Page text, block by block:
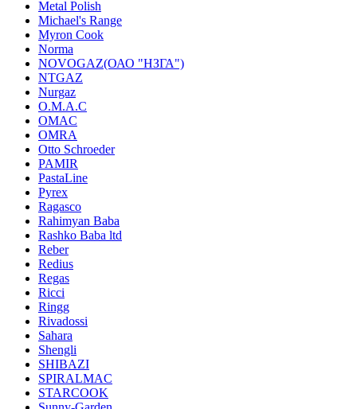
Metal Polish
Michael's Range
Myron Cook
Norma
NOVOGAZ(ОАО "НЗГА")
NTGAZ
Nurgaz
O.M.A.C
OMAC
OMRA
Otto Schroeder
PAMIR
PastaLine
Pyrex
Ragasco
Rahimyan Baba
Rashko Baba ltd
Reber
Redius
Regas
Ricci
Ringg
Rivadossi
Sahara
Shengli
SHIBAZI
SPIRALMAC
STARCOOK